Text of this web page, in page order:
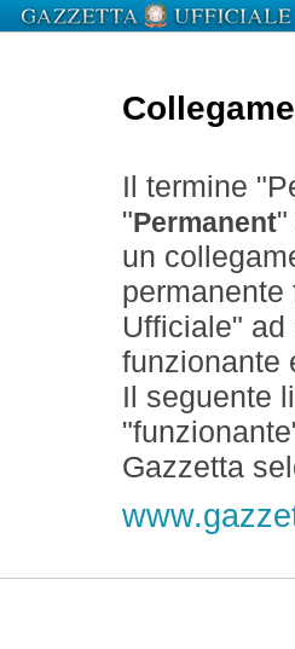
Il termine
" Permanent"
un
Ufficiale"
funzionante
Il seguente
Gazzetta